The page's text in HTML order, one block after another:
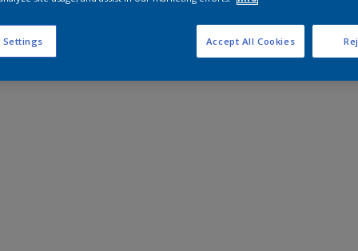
Settings Accept All Cookies